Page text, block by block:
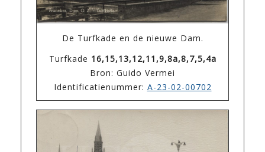
De Turfkade en de nieuwe Dam.
Turfkade 16,15,13,12,11,9,8a,8,7,5,4a
Bron: Guido Vermei
Identificatienummer: A-23-02-00702